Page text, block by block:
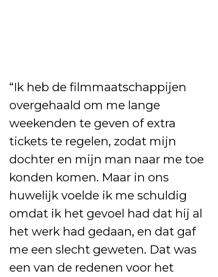
“Ik heb de filmmaatschappijen
overgehaald om me lange
weekenden te geven of extra
tickets te regelen, zodat mijn
dochter en mijn man naar me toe
konden komen. Maar in ons
huwelijk voelde ik me schuldig
omdat ik het gevoel had dat hij al
het werk had gedaan, en dat gaf
me een slecht geweten. Dat was
een van de redenen voor het